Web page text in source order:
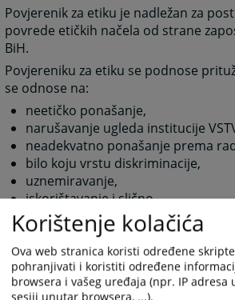
Povjerenik za etiku je nadležan za
povrede etičkih načela od strane
BiH.
Povjereniku za etiku se podnose
se odnose na:
neetičko ponašanje,
narušavanje ugleda institucije
neadekvatno ponašanje prema
bilo koju vrstu diskriminacije,
uznemiravanje,
iskorištavanje i slično.
Korištenje kolačića
Ova web stranica koristi određene
pohranjivati i koristiti određene
browsera i vašeg uređaja (npr. IP adresa
sesiji unutar browsera, ...).